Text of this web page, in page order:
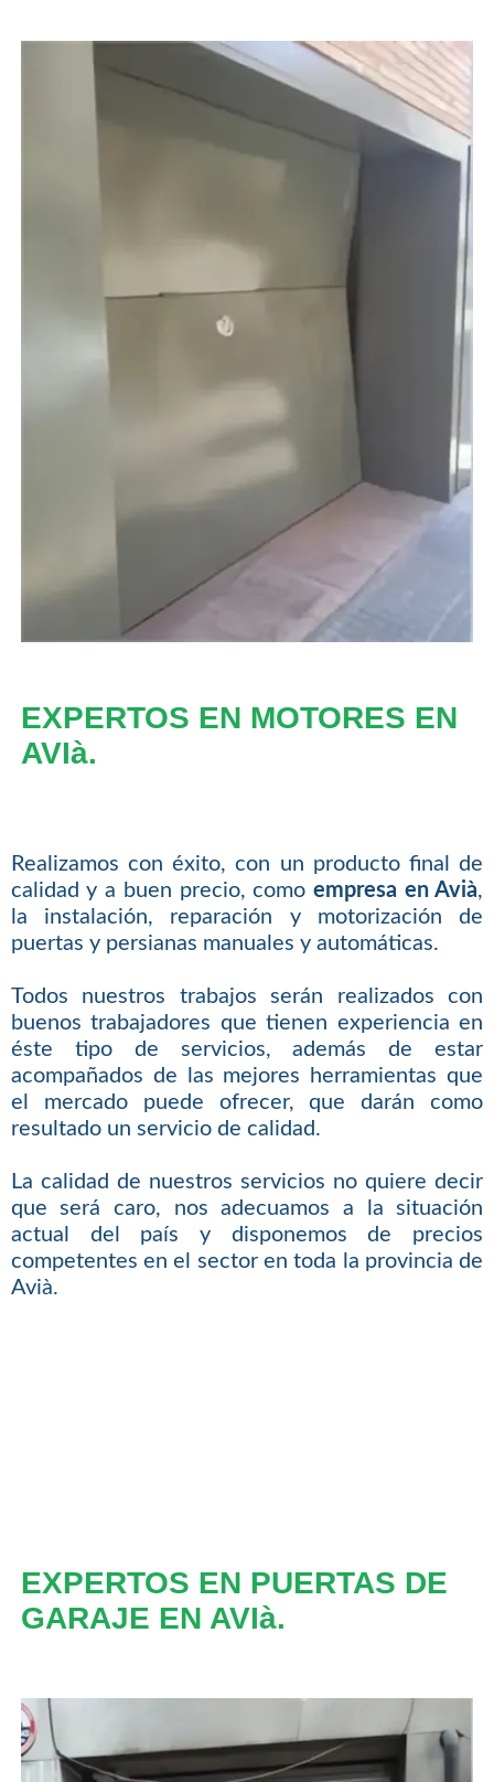
EXPERTOS EN MOTORES EN
AVIà.
Realizamos con éxito, con un producto final de
calidad y a buen precio, como empresa en Avià,
la instalación, reparación y motorización de
puertas y persianas manuales y automáticas.
Todos nuestros trabajos serán realizados con
buenos trabajadores que tienen experiencia en
éste tipo de servicios, además de estar
acompañados de las mejores herramientas que
el mercado puede ofrecer, que darán como
resultado un servicio de calidad.
La calidad de nuestros servicios no quiere decir
que será caro, nos adecuamos a la situación
actual del país y disponemos de precios
competentes en el sector en toda la provincia de
Avià.
EXPERTOS EN PUERTAS DE
GARAJE EN AVIà.